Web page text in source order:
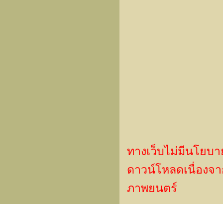
ทางเว็บไม่มีนโยบ
ดาวน์โหลดเนื่องจ
ภาพยนตร์